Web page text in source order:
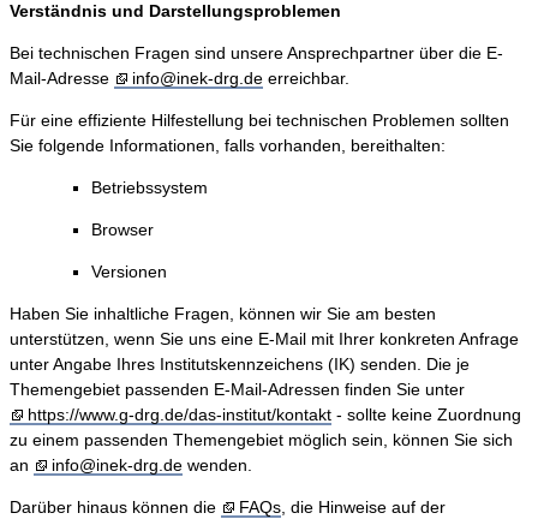
Verständnis und Darstellungsproblemen
Bei technischen Fragen sind unsere Ansprechpartner über die E-
Mail-Adresse
info@inek-drg.de erreichbar.
Für eine effiziente Hilfestellung bei technischen Problemen sollten
Sie folgende Informationen, falls vorhanden, bereithalten:
Betriebssystem
Browser
Versionen
Haben Sie inhaltliche Fragen, können wir Sie am besten
unterstützen, wenn Sie uns eine E-Mail mit Ihrer konkreten Anfrage
unter Angabe Ihres Institutskennzeichens (IK) senden. Die je
Themengebiet passenden E-Mail-Adressen finden Sie unter
https://www.g-drg.de/das-institut/kontakt - sollte keine Zuordnung
zu einem passenden Themengebiet möglich sein, können Sie sich
an
info@inek-drg.de wenden.
Darüber hinaus können die FAQs, die Hinweise auf der